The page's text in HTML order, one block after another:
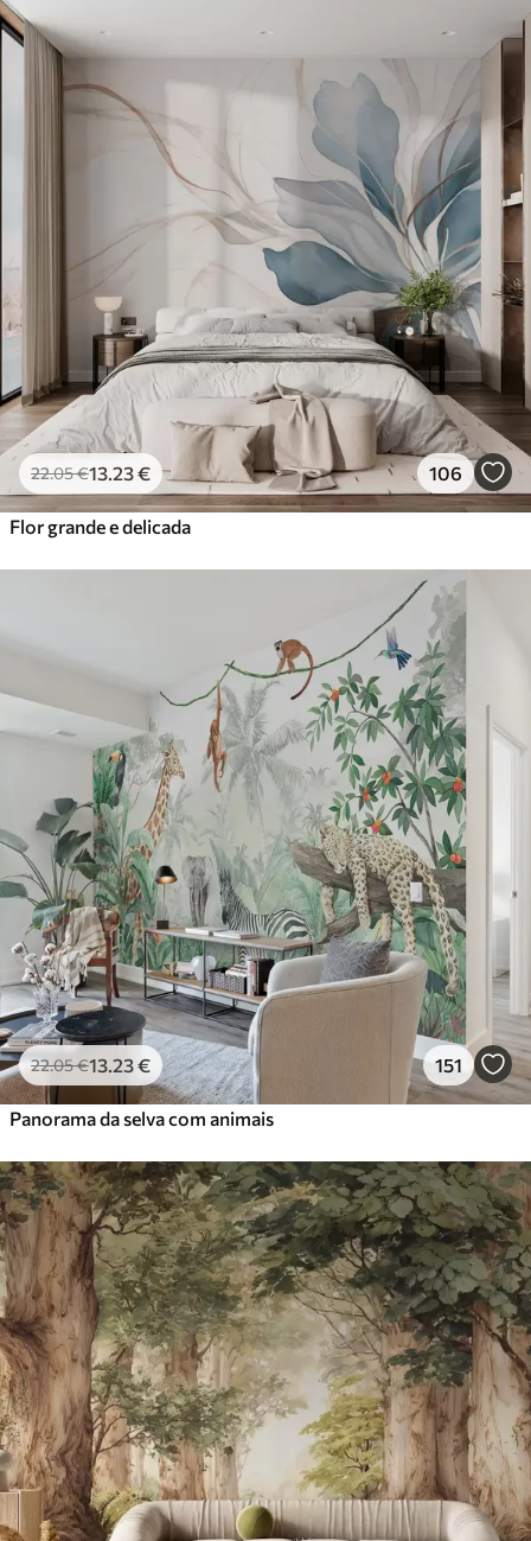
22.05€13 .23€ 106
Flor grande e delicada
22.05€13 .23€ 151
Panorama da selva com animais